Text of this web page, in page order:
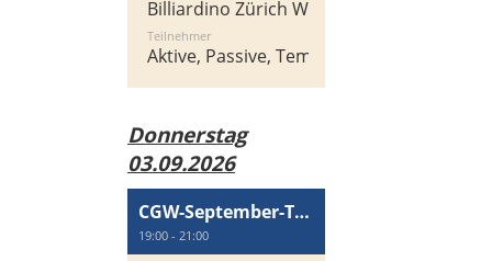
Billiardino Zürich West, Heinrichstrasse
Teilnehmer
Aktive, Passive, Temporär Passiv
Donnerstag
03.09.2026
CGW-September-Treff
19:00 - 21:00